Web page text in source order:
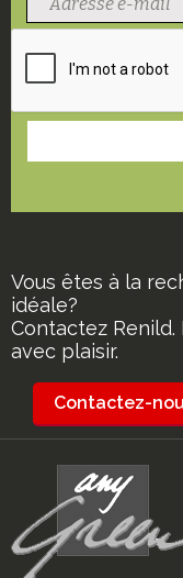
Vous êtes à la
idéale?
Contactez Renild.
avec plaisir.
Contactez-